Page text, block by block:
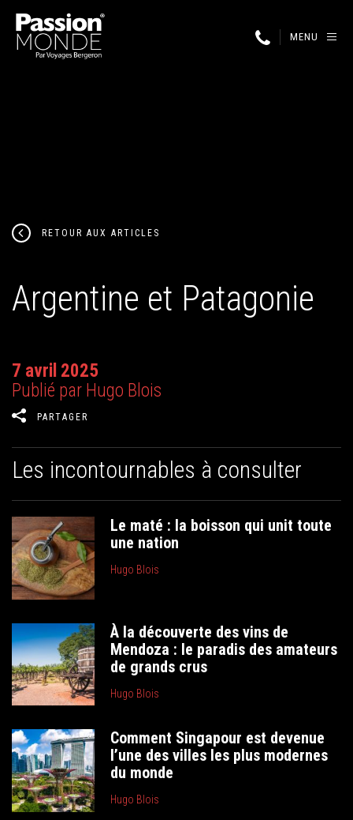
MENU
RETOUR AUX ARTICLES
Argentine et Patagonie
7 avril 2025
Publié par Hugo Blois
PARTAGER
Les incontournables à consulter
Le maté : la boisson qui unit toute
une nation
Hugo Blois
À la découverte des vins de
Mendoza : le paradis des amateurs
de grands crus
Hugo Blois
Comment Singapour est devenue
l’une des villes les plus modernes
du monde
Hugo Blois